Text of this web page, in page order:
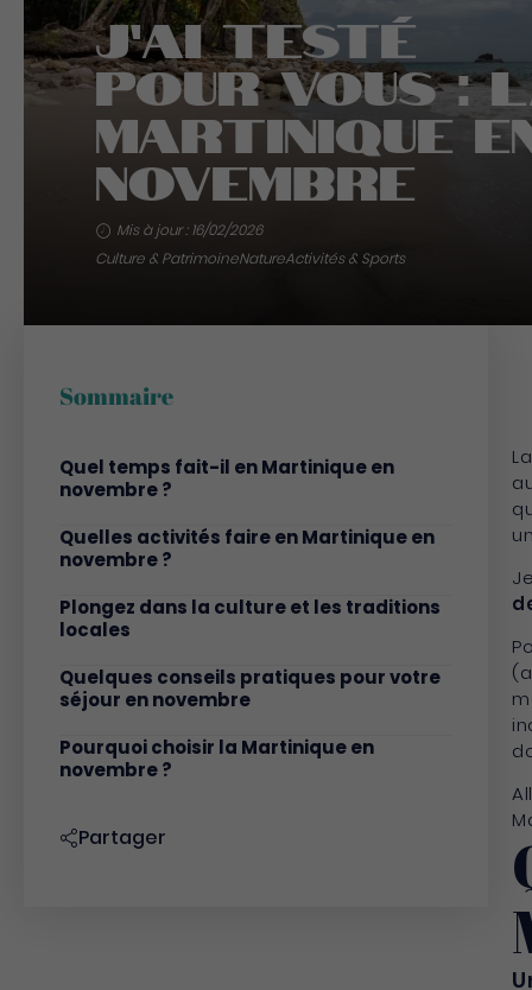
J’ai testé
pour vous :
Martinique
novembre
Mis à jour : 16/02/2026
Culture & PatrimoineNatureActivités & Sports
Sommaire
Quel temps fait-il en Martinique en
novembre ?
Quelles activités faire en Martinique en
novembre ?
Plongez dans la culture et les traditions
locales
Quelques conseils pratiques pour votre
séjour en novembre
Pourquoi choisir la Martinique en
novembre ?
Partager